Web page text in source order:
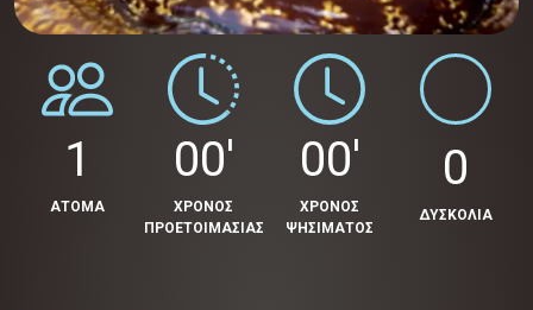
1
ΑΤΟΜΑ
00'
ΧΡΟΝΟΣ
ΠΡΟΕΤΟΙΜΑΣΙΑΣ
00'
ΧΡΟΝΟΣ
ΨΗΣΙΜΑΤΟΣ
0
ΔΥΣΚΟΛΙΑ